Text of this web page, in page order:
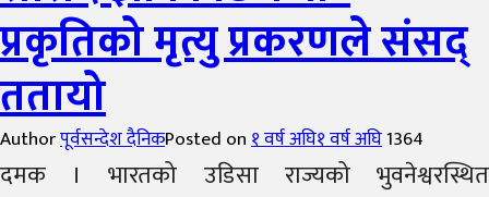
प्रकृतिको मृत्यु प्रकरणले संसद्
ततायो
Authorपूर्वसन्देश दैनिकPosted on१ वर्ष अघि१ वर्ष अघि1364
दमक । भारतको उडिसा राज्यको भुवनेश्वरस्थित